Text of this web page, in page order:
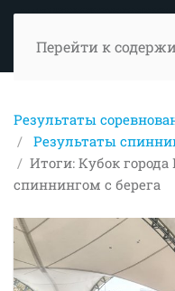
Перейти к
Результаты
Результаты
Итоги: Кубок
спиннингом с берега